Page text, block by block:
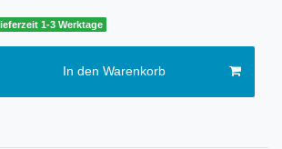
1-3 Werktage
In den Warenkorb